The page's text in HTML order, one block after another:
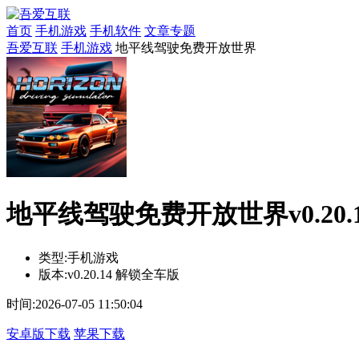
首页 手机游戏 手机软件 文章专题
吾爱互联 手机游戏 地平线驾驶免费开放世界
地平线驾驶免费开放世界
类型:手机游戏
版本:v0.20.14 解锁全车版
时间:2026-07-05 11:50:04
安卓版下载 苹果下载